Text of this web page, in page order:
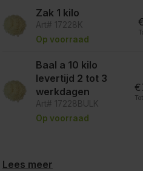
Zak 1 kilo
Art# 17228K
Op voorraad
Baal a 10 kilo
levertijd 2 tot 3
werkdagen
Art# 17228BULK
Op voorraad
Lees meer